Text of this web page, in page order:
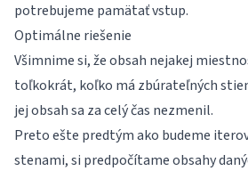
potrebujeme pamätať vstup.
Optimálne riešenie
Všimnime si, že obsah nejakej
toľkokrát, koľko má zbúrateľných
jej obsah sa za celý čas nezmenil.
Preto ešte predtým ako budeme
stenami, si predpočítame obsahy